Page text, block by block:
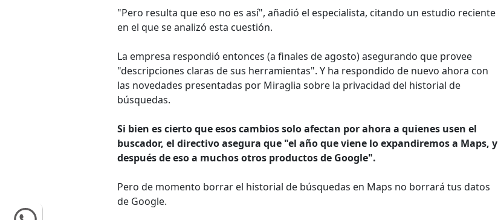
"Pero resulta que eso no es así", añadió el especialista, citando un estudio reciente
en el que se analizó esta cuestión.
La empresa respondió entonces (a finales de agosto) asegurando que provee
"descripciones claras de sus herramientas". Y ha respondido de nuevo ahora con
las novedades presentadas por Miraglia sobre la privacidad del historial de
búsquedas.
Si bien es cierto que esos cambios solo afectan por ahora a quienes usen el
buscador, el directivo asegura que "el año que viene lo expandiremos a Maps, y
después de eso a muchos otros productos de Google".
Pero de momento borrar el historial de búsquedas en Maps no borrará tus datos
de Google.